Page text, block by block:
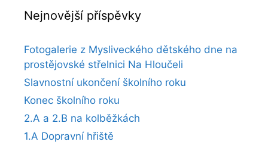
Nejnovější příspěvky
Fotogalerie z Mysliveckého dětského dne na
prostějovské střelnici Na Hloučeli
Slavnostní ukončení školního roku
Konec školního roku
2.A a 2.B na kolběžkách
1.A Dopravní hřiště